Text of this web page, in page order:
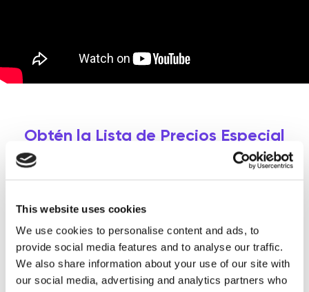
This website uses cookies
We use cookies to personalise content and ads, to
provide social media features and to analyse our traffic.
We also share information about your use of our site with
our social media, advertising and analytics partners who
Obtén la Lista de Precios Especial
de los Equipos Tendencia de Zemits
¿Quieres saber más sobre los dispositivos?
Completa el formulario y con gusto te
asesoraremos en todas tus dudas y te
enviaremos la Lista dePrecios Especial con
descuentos.